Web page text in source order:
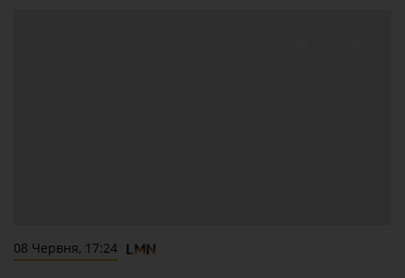
08 Червня, 17:24